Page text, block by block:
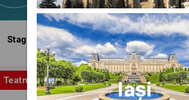
Stagiunea Estivală a Artelor Spectacolului
Teatru Iași